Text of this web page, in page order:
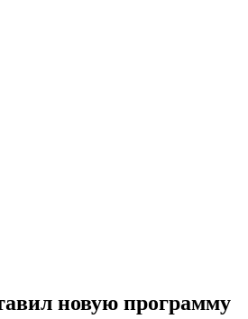
новую программу